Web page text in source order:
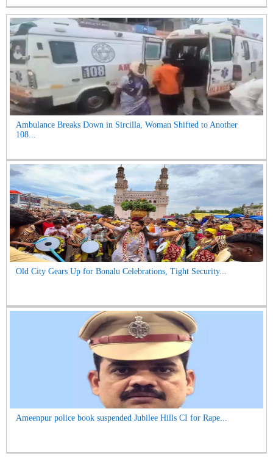
Ambulance Breaks Down in Sircilla, Woman Shifted to Another
108...
Old City Gears Up for Bonalu Celebrations, Tight Security...
Ameenpur police book suspended Jubilee Hills CI for Rape...